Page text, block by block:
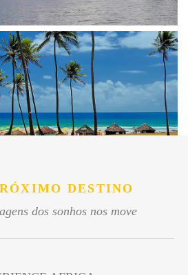
DESTINO
dos sonhos nos move